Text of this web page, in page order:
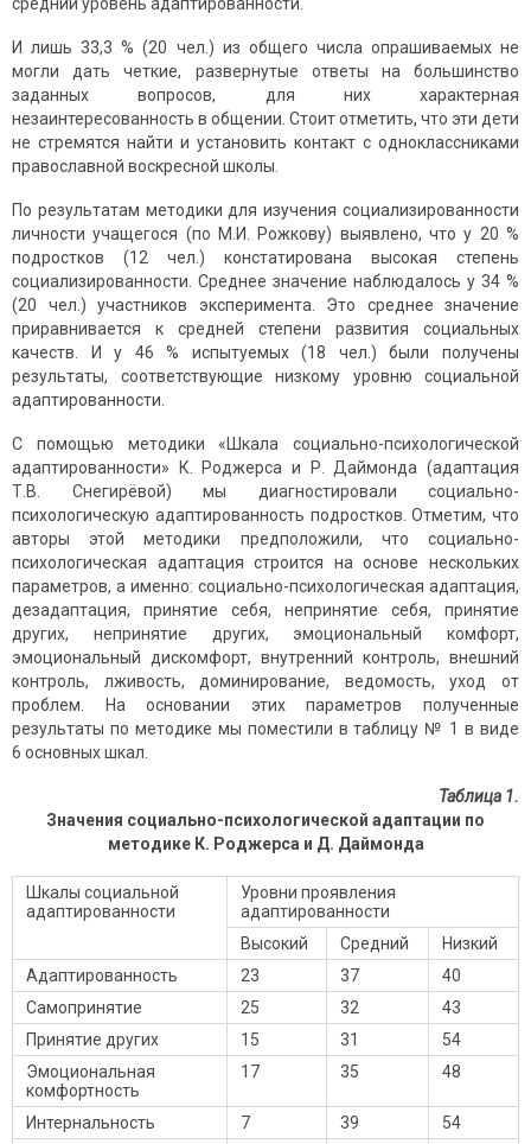
И лишь 33,3 % (20 чел.) из общего числа опрашиваемых не
могли дать четкие, развернутые ответы на большинство
заданных вопросов, для них характерная
незаинтересованность в общении. Стоит отметить, что эти дети
не стремятся найти и установить контакт с одноклассниками
православной воскресной школы.
По результатам методики для изучения социализированности
личности учащегося (по М.И. Рожкову) выявлено, что у 20 %
подростков (12 чел.) констатирована высокая степень
социализированности. Среднее значение наблюдалось у 34 %
(20 чел.) участников эксперимента. Это среднее значение
приравнивается к средней степени развития социальных
качеств. И у 46 % испытуемых (18 чел.) были получены
результаты, соответствующие низкому уровню социальной
адаптированности.
С помощью методики «Шкала социально-психологической
адаптированности» К. Роджерса и Р. Даймонда (адаптация
Т.В. Снегирёвой) мы диагностировали социально-
психологическую адаптированность подростков. Отметим, что
авторы этой методики предположили, что социально-
психологическая адаптация строится на основе нескольких
параметров, а именно: социально-психологическая адаптация,
дезадаптация, принятие себя, непринятие себя, принятие
других, непринятие других, эмоциональный комфорт,
эмоциональный дискомфорт, внутренний контроль, внешний
контроль, лживость, доминирование, ведомость, уход от
проблем. На основании этих параметров полученные
результаты по методике мы поместили в таблицу № 1 в виде
6 основных шкал.
Таблица 1.
Значения социально-психологической адаптации по
методике К. Роджерса и Д. Даймонда
Шкалы социальной
адаптированности
Уровни проявления
адаптированности
Высокий
Средний
Низкий
Адаптированность
23 37
40
Самопринятие
25 32
43
Принятие других
15 31
54
Эмоциональная
комфортность
17 35 48
Интернальность 7 39
54